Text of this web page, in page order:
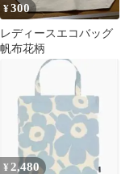
¥300
レディースエコバッグ
帆布花柄
¥ 2,480